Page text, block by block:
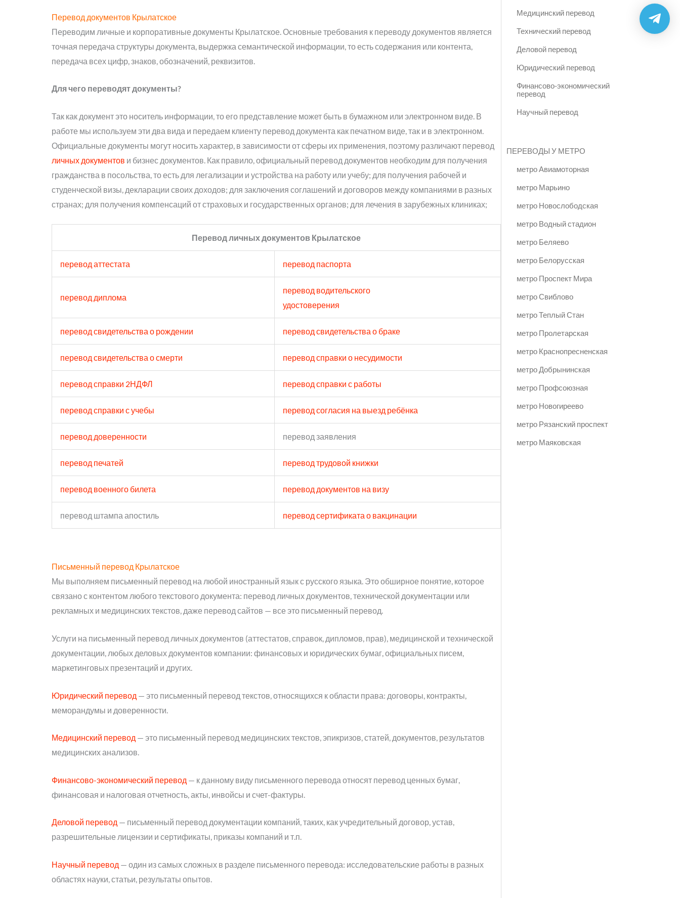
Перевод документов Крылатское
Переводим личные и корпоративные документы Крылатское. Основные требования к переводу документов является
точная передача структуры документа, выдержка семантической информации, то есть содержания или контента,
передача всех цифр, знаков, обозначений, реквизитов.
Для чего переводят документы?
Так как документ это носитель информации, то его представление может быть в бумажном или электронном виде. В
работе мы используем эти два вида и передаем клиенту перевод документа как печатном виде, так и в электронном.
Официальные документы могут носить характер, в зависимости от сферы их применения, поэтому различают перевод
личных документов и бизнес документов. Как правило, официальный перевод документов необходим для получения
гражданства в посольства, то есть для легализации и устройства на работу или учебу; для получения рабочей и
студенческой визы, декларации своих доходов; для заключения соглашений и договоров между компаниями в разных
странах; для получения компенсаций от страховых и государственных органов; для лечения в зарубежных клиниках;
Перевод личных документов Крылатское
перевод аттестата перевод паспорта
перевод диплома
перевод водительского
удостоверения
перевод свидетельства о рождении перевод свидетельства о браке
перевод свидетельства о смерти перевод справки о несудимости
перевод справки 2НДФЛ перевод справки с работы
перевод справки с учебы перевод согласия на выезд ребёнка
перевод доверенности перевод заявления
перевод печатей перевод трудовой книжки
перевод военного билета перевод документов на визу
перевод штампа апостиль перевод сертификата о вакцинации
Письменный перевод Крылатское
Мы выполняем письменный перевод на любой иностранный язык с русского языка. Это обширное понятие, которое
связано с контентом любого текстового документа: перевод личных документов, технической документации или
рекламных и медицинских текстов, даже перевод сайтов — все это письменный перевод.
Услуги на письменный перевод личных документов (аттестатов, справок, дипломов, прав), медицинской и технической
документации, любых деловых документов компании: финансовых и юридических бумаг, официальных писем,
маркетинговых презентаций и других.
Юридический перевод — это письменный перевод текстов, относящихся к области права: договоры, контракты,
меморандумы и доверенности.
Медицинский перевод — это письменный перевод медицинских текстов, эпикризов, статей, документов, результатов
медицинских анализов.
Финансово-экономический перевод — к данному виду письменного перевода относят перевод ценных бумаг,
финансовая и налоговая отчетность, акты, инвойсы и счет-фактуры.
Деловой перевод — письменный перевод документации компаний, таких, как учредительный договор, устав,
разрешительные лицензии и сертификаты, приказы компаний и т.п.
Научный перевод — один из самых сложных в разделе письменного перевода: исследовательские работы в разных
областях науки, статьи, результаты опытов.
Медицинский перевод
Технический перевод
Деловой перевод
Юридический перевод
Финансово-экономический
перевод
Научный перевод
ПЕРЕВОДЫ У МЕТРО
метро Авиамоторная
метро Марьино
метро Новослободская
метро Водный стадион
метро Беляево
метро Белорусская
метро Проспект Мира
метро Свиблово
метро Теплый Стан
метро Пролетарская
метро Краснопресненская
метро Добрынинская
метро Профсоюзная
метро Новогиреево
метро Рязанский проспект
метро Маяковская